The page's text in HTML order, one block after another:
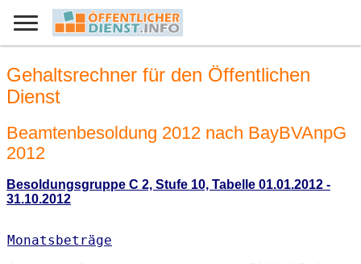
Gehaltsrechner für den Öffentlichen
Dienst
Beamtenbesoldung 2012 nach BayBVAnpG
2012
Besoldungsgruppe C 2, Stufe 10, Tabelle 01.01.2012 -
31.10.2012
Monatsbeträge